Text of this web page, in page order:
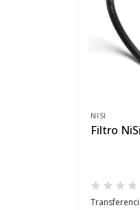
NISI
Filtro